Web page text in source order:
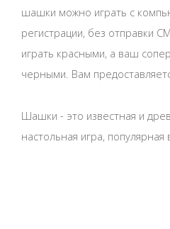
шашки можно играть с
регистрации, без отправки
играть красными, а ваш
черными. Вам
Шашки - это известная и
настольная игра, популярная